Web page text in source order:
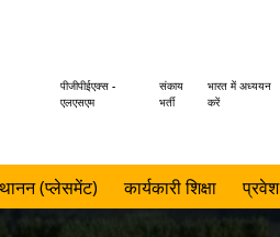
Header
पीजीपीईएक्स -
एलएसएम
संकाय
भर्ती
भारत में अध्ययन
करें
(प्लेसमेंट) कार्यकारी शिक्षा प्रवेश